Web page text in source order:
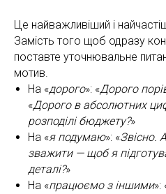
Це найважливіший і
Замість того щоб одразу
поставте уточнювальне
мотив.
На «дорого»: «Дорого
«Дорого в абсолютних
розподілі бюджету?»
На «я подумаю»: «Звісно.
зважити — щоб я
деталі?»
На «працюємо з іншими»: